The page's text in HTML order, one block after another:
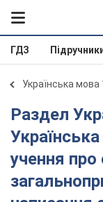
ГДЗ
Українська
Раздел Українська графіка.
учення про